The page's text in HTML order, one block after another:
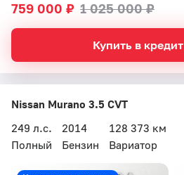
759 000 ₽ 1 025 000 ₽
Купить в кредит
Бесплатный звонок
Nissan Murano 3.5 CVT
249 л.с.
2014
128 373 км
Полный
Бензин Вариатор